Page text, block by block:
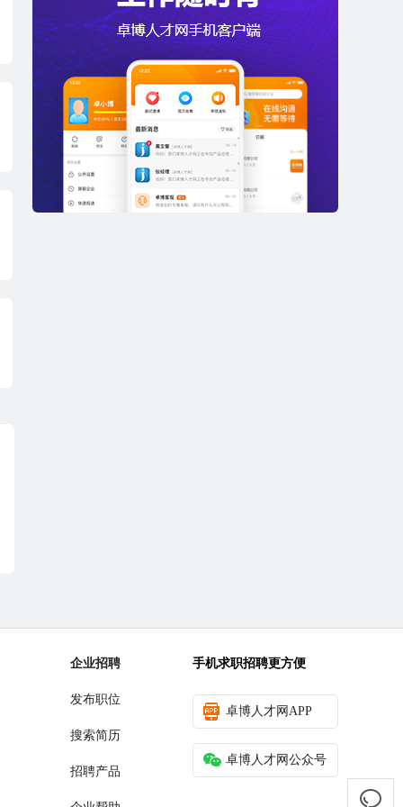
企业招聘
发布职位
搜索简历
招聘产品
手机求职招聘更方便
卓博人才网APP
卓博人才网公众号